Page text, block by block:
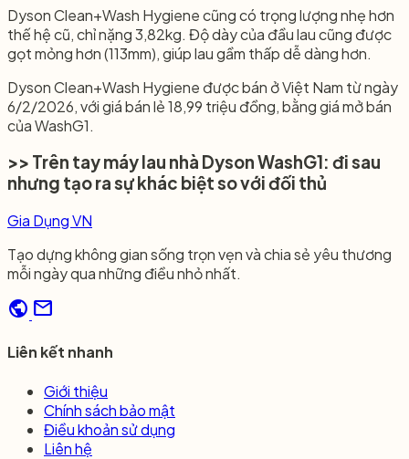
Dyson Clean+Wash Hygiene cũng có trọng lượng nhẹ hơn
thế hệ cũ, chỉ nặng 3,82kg. Độ dày của đầu lau cũng được
gọt mỏng hơn (113mm), giúp lau gầm thấp dễ dàng hơn.
Dyson Clean+Wash Hygiene được bán ở Việt Nam từ ngày
6/2/2026, với giá bán lẻ 18,99 triệu đồng, bằng giá mở bán
của WashG1.
>> Trên tay máy lau nhà Dyson WashG1: đi sau
nhưng tạo ra sự khác biệt so với đối thủ​
Gia Dụng VN
Tạo dựng không gian sống trọn vẹn và chia sẻ yêu thương
mỗi ngày qua những điều nhỏ nhất.
public mail
Liên kết nhanh
Giới thiệu
Chính sách bảo mật
Điều khoản sử dụng
Liên hệ